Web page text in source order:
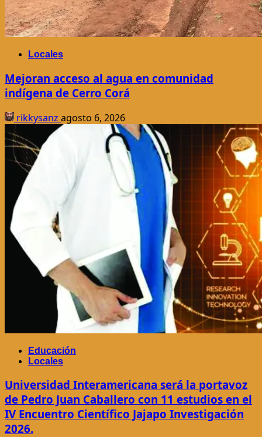
Locales
Mejoran acceso al agua en comunidad
indígena de Cerro Corá
rikkysanz agosto 6, 2026
Educación
Locales
Universidad Interamericana será la portavoz
de Pedro Juan Caballero con 11 estudios en el
IV Encuentro Científico Jajapo Investigación
2026.